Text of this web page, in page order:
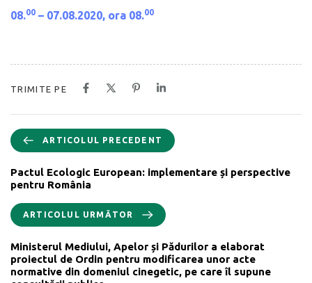
08.00 – 07.08.2020, ora 08.00
TRIMITE PE
ARTICOLUL PRECEDENT
Pactul Ecologic European: implementare și perspective
pentru România
ARTICOLUL URMĂTOR
Ministerul Mediului, Apelor și Pădurilor a elaborat
proiectul de Ordin pentru modificarea unor acte
normative din domeniul cinegetic, pe care îl supune